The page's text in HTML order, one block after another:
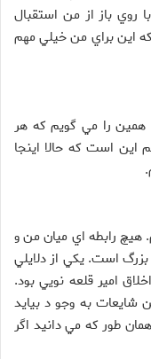
باز از من استقبال
که اين براي من خيلي مهم
را مي گويم که هر
است که حالا اينجا
رابطه اي ميان من و
است. يکي از دلايلي
امير قلعه نويي بود.
شايعات به وجو د بيايد
طور که مي دانيد اگر